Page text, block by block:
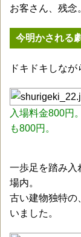
お客さん、残念
今明かされる
ドキドキしなが
入場料金800円
も800円。
一歩足を踏み入
場内。
古い建物独特の
いました。